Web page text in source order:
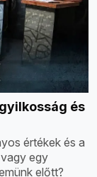
és
értékek és a
egy
előtt?